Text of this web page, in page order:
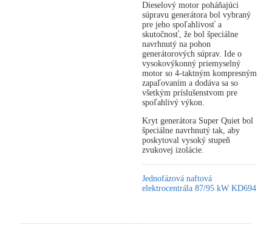
Dieselový motor poháňajúci
súpravu generátora bol vybraný
pre jeho spoľahlivosť a
skutočnosť, že bol špeciálne
navrhnutý na pohon
generátorových súprav. Ide o
vysokovýkonný priemyselný
motor so 4-taktným kompresným
zapaľovaním a dodáva sa so
všetkým príslušenstvom pre
spoľahlivý výkon.
Kryt generátora Super Quiet bol
špeciálne navrhnutý tak, aby
poskytoval vysoký stupeň
zvukovej izolácie.
Jednofázová naftová
elektrocentrála 87/95 kW KD694